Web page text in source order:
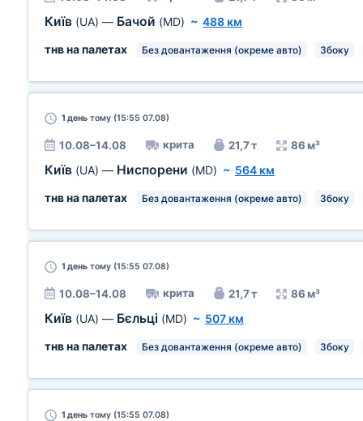
Київ (UA) — Бачой (MD) ~ 488 км
тнв на палетах
Без довантаження (окреме авто) Збоку
1 день тому (15:55 07.08)
10.08–14.08 крита 21,7 т 86 м³
Київ (UA) — Ниспорени (MD) ~ 564 км
тнв на палетах
Без довантаження (окреме авто) Збоку
1 день тому (15:55 07.08)
10.08–14.08 крита 21,7 т 86 м³
Київ (UA) — Бєльці (MD) ~ 507 км
тнв на палетах
Без довантаження (окреме авто) Збоку
1 день тому (15:55 07.08)